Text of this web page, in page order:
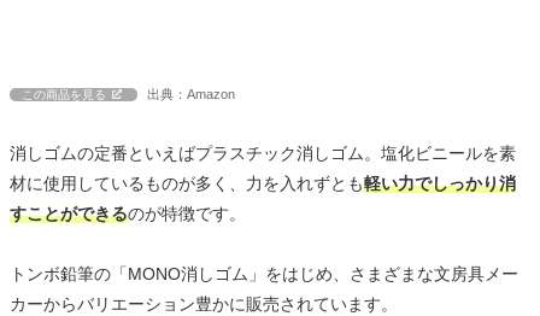
この商品を見る 出典：Amazon
消しゴムの定番といえばプラスチック消しゴム。塩化ビニールを素
材に使用しているものが多く、力を入れずとも軽い力でしっかり消
すことができるのが特徴です。
トンボ鉛筆の「MONO消しゴム」をはじめ、さまざまな文房具メー
カーからバリエーション豊かに販売されています。